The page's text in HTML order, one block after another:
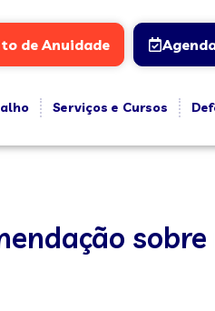
de Anuidade
Serviços e Cursos
sobre